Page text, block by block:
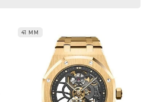
41 ММ